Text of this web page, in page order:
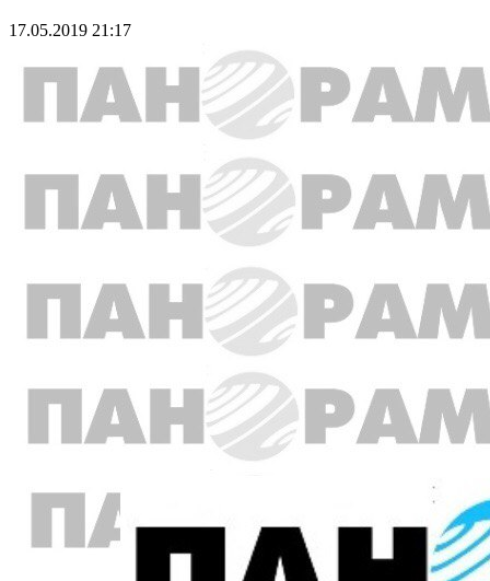
17.05.2019 21:17